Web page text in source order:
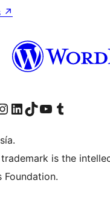
↗
Threads
página de Facebook
nuestra cuenta de Instagram
Visita nuestra cuenta de LinkedIn
Visita nuestra cuenta de TikTok
Visita nuestro canal de YouTube
Visita nuestra cuenta de Tumblr
trademark is the
Foundation.